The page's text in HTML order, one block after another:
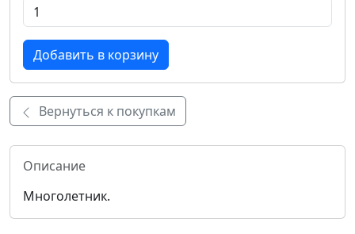
Вернуться к покупкам
Описание
Многолетник.